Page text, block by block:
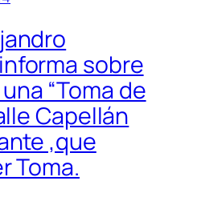
sobre
“Toma de
Capellán
,que
Toma.